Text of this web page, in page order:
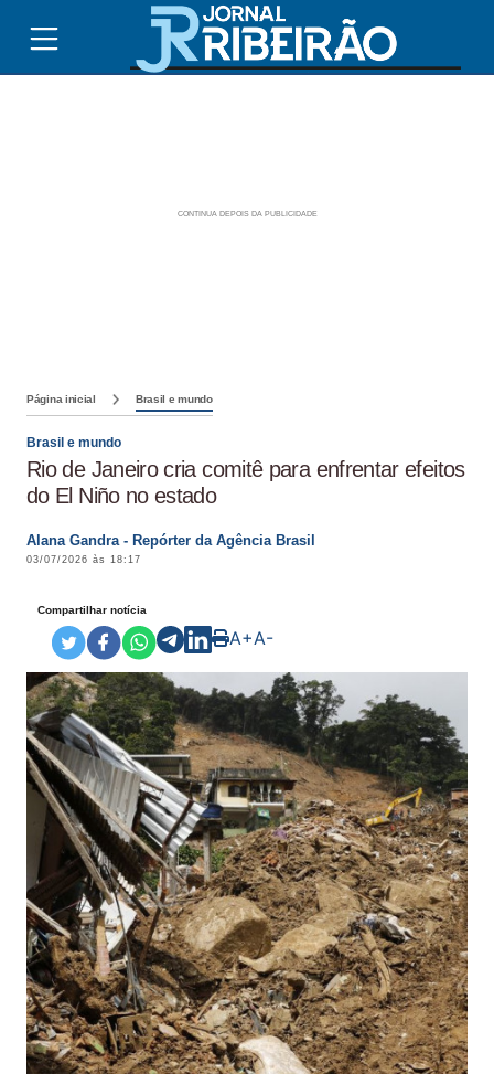
Página inicial Brasil e mundo
Brasil e mundo
Rio de Janeiro cria comitê para enfrentar efeitos
do El Niño no estado
Alana Gandra - Repórter da Agência Brasil
03/07/2026 às 18:17
Compartilhar notícia
A+A-